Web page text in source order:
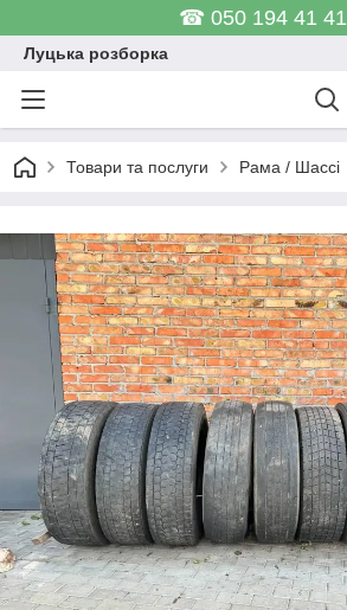
☎ 050 194 41 41
Луцька розборка
Товари та послуги Рама / Шассі